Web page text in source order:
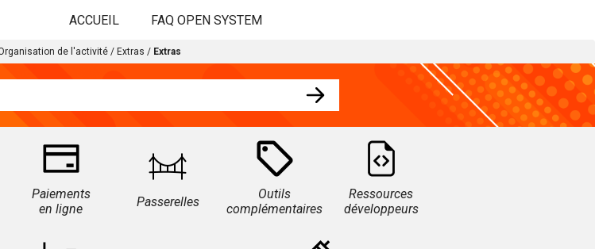
ACCUEIL FAQ OPEN SYSTEM
de l'activité / Extras / Extras
Paiements
en ligne
Passerelles
Outils
complémentaires
Ressources
développeurs